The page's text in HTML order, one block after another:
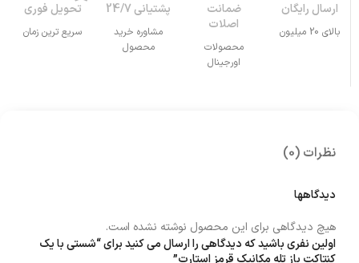
ارسال رایگان
بالای 20 میلیون
ضمانت
اصلات
محصولات
اورجینال
پشتیانی 24/7
مشاوره خرید
محصول
تحویل فوری
سریع ترین زمان
نظرات (0)
دیدگاهها
هیچ دیدگاهی برای این محصول نوشته نشده است.
اولین نفری باشید که دیدگاهی را ارسال می کنید برای “شستی با یک
کنتاکت باز تله مکانیک قرمز استارت”